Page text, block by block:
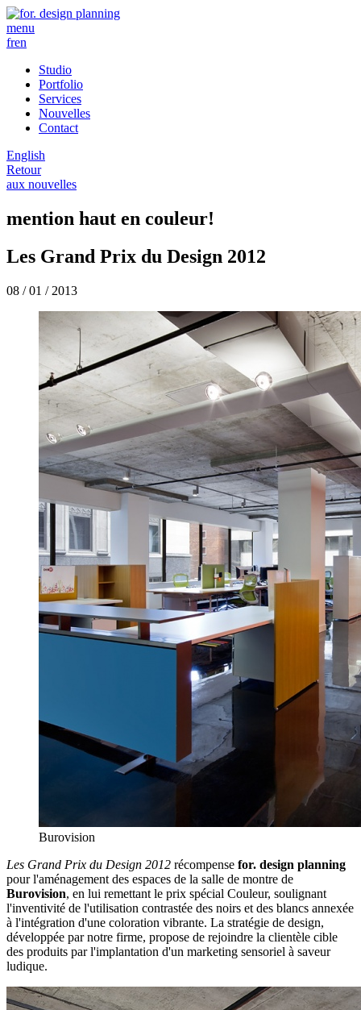
menu
fren
Studio
Portfolio
Services
Nouvelles
Contact
English
Retour
aux nouvelles
mention haut en couleur!
Les Grand Prix du Design 2012
08 / 01 / 2013
Burovision
Les Grand Prix du Design 2012 récompense for. design planning
pour l'aménagement des espaces de la salle de montre de
Burovision, en lui remettant le prix spécial Couleur, soulignant
l'inventivité de l'utilisation contrastée des noirs et des blancs annexée
à l'intégration d'une coloration vibrante. La stratégie de design,
développée par notre firme, propose de rejoindre la clientèle cible
des produits par l'implantation d'un marketing sensoriel à saveur
ludique.